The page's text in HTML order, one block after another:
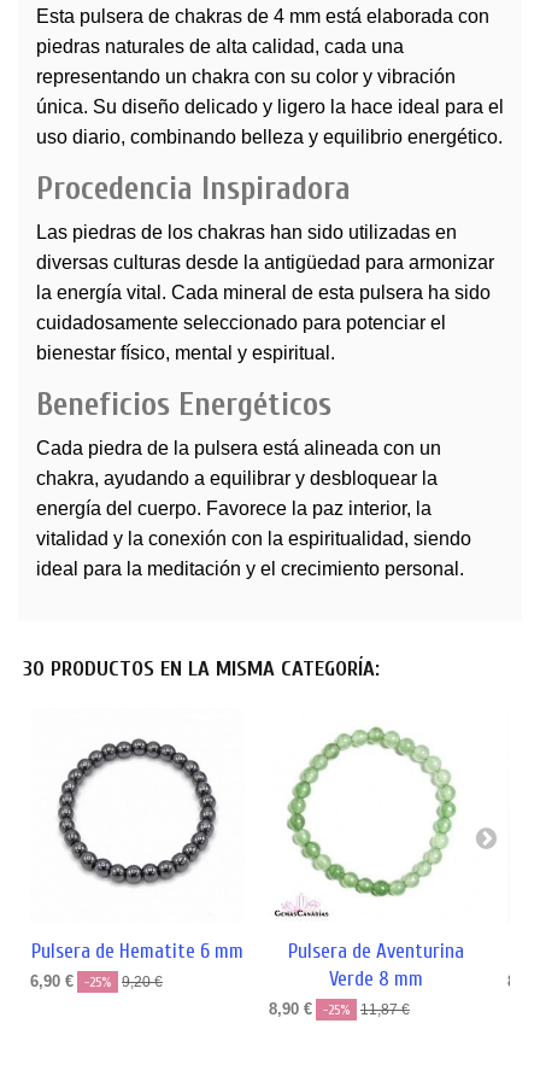
Esta pulsera de chakras de 4 mm está elaborada con
piedras naturales de alta calidad, cada una
representando un chakra con su color y vibración
única. Su diseño delicado y ligero la hace ideal para el
uso diario, combinando belleza y equilibrio energético.
Procedencia Inspiradora
Las piedras de los chakras han sido utilizadas en
diversas culturas desde la antigüedad para armonizar
la energía vital. Cada mineral de esta pulsera ha sido
cuidadosamente seleccionado para potenciar el
bienestar físico, mental y espiritual.
Beneficios Energéticos
Cada piedra de la pulsera está alineada con un
chakra, ayudando a equilibrar y desbloquear la
energía del cuerpo. Favorece la paz interior, la
vitalidad y la conexión con la espiritualidad, siendo
ideal para la meditación y el crecimiento personal.
30 PRODUCTOS EN LA MISMA CATEGORÍA:
Pulsera de Hematite 6 mm
6,90 € -25% 9,20 €
Pulsera de Aventurina
Verde 8 mm
8,90 € -25% 11,87 €